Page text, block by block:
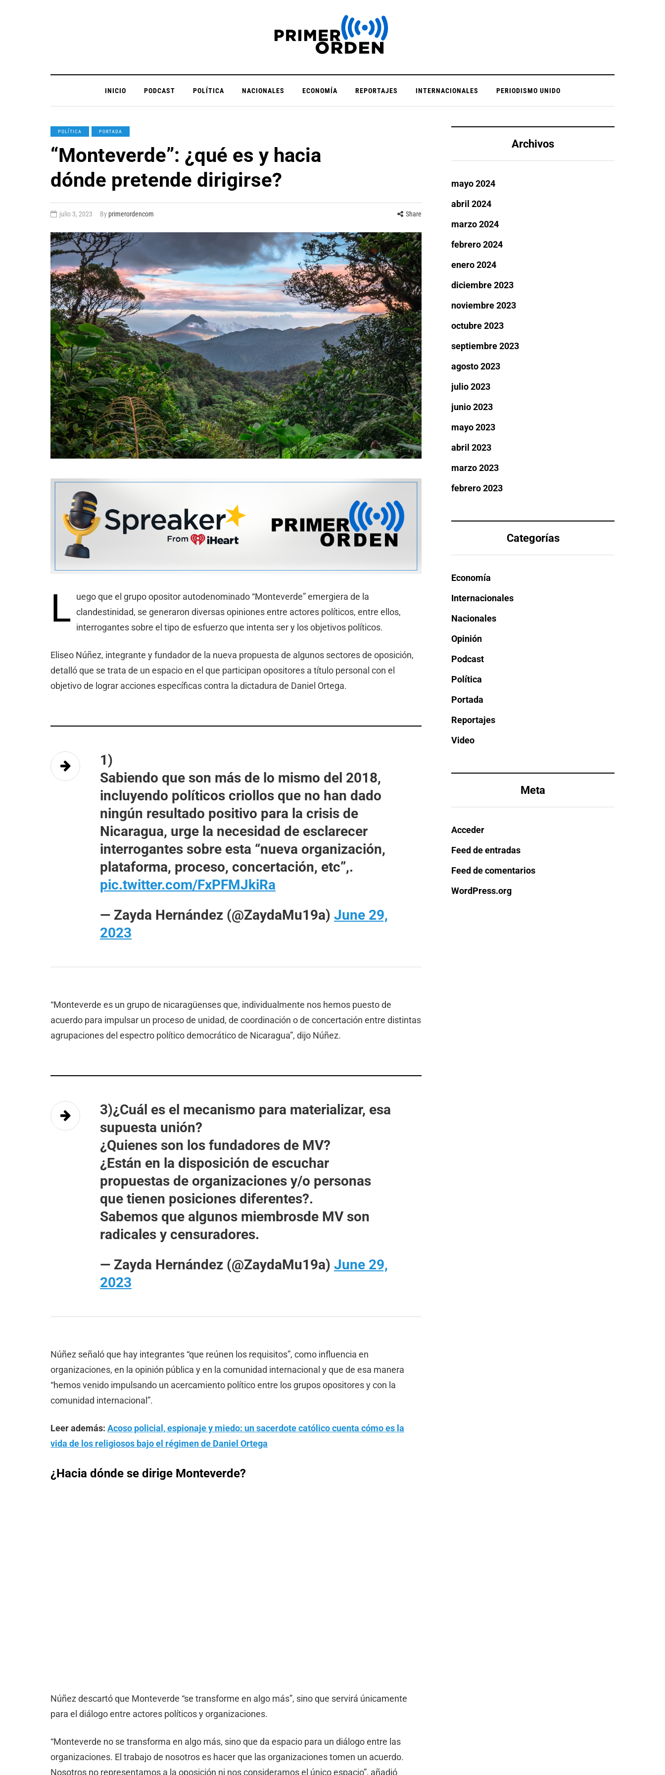
INICIO PODCAST POLÍTICA NACIONALES ECONOMÍA REPORTAJES INTERNACIONALES PERIODISMO UNIDO
POLÍTICA PORTADA
“Monteverde”: ¿qué es y hacia
dónde pretende dirigirse?
julio 3, 2023 By primerordencom Share
L
uego que el grupo opositor autodenominado “Monteverde” emergiera de la
clandestinidad, se generaron diversas opiniones entre actores políticos, entre ellos,
interrogantes sobre el tipo de esfuerzo que intenta ser y los objetivos políticos.
Eliseo Núñez, integrante y fundador de la nueva propuesta de algunos sectores de oposición,
detalló que se trata de un espacio en el que participan opositores a título personal con el
objetivo de lograr acciones específicas contra la dictadura de Daniel Ortega.
1)
Sabiendo que son más de lo mismo del 2018,
incluyendo políticos criollos que no han dado
ningún resultado positivo para la crisis de
Nicaragua, urge la necesidad de esclarecer
interrogantes sobre esta “nueva organización,
plataforma, proceso, concertación, etc”,.
pic.twitter.com/FxPFMJkiRa
— Zayda Hernández (@ZaydaMu19a) June 29,
2023
“Monteverde es un grupo de nicaragüenses que, individualmente nos hemos puesto de
acuerdo para impulsar un proceso de unidad, de coordinación o de concertación entre distintas
agrupaciones del espectro político democrático de Nicaragua”, dijo Núñez.
3)¿Cuál es el mecanismo para materializar, esa
supuesta unión?
¿Quienes son los fundadores de MV?
¿Están en la disposición de escuchar
propuestas de organizaciones y/o personas
que tienen posiciones diferentes?.
Sabemos que algunos miembrosde MV son
radicales y censuradores.
— Zayda Hernández (@ZaydaMu19a) June 29,
2023
Núñez señaló que hay integrantes “que reúnen los requisitos”, como influencia en
organizaciones, en la opinión pública y en la comunidad internacional y que de esa manera
“hemos venido impulsando un acercamiento político entre los grupos opositores y con la
comunidad internacional”.
Leer además: Acoso policial, espionaje y miedo: un sacerdote católico cuenta cómo es la
vida de los religiosos bajo el régimen de Daniel Ortega
¿Hacia dónde se dirige Monteverde?
Núñez descartó que Monteverde “se transforme en algo más”, sino que servirá únicamente
para el diálogo entre actores políticos y organizaciones.
“Monteverde no se transforma en algo más, sino que da espacio para un diálogo entre las
organizaciones. El trabajo de nosotros es hacer que las organizaciones tomen un acuerdo.
Nosotros no representamos a la oposición ni nos consideramos el único espacio”, añadió
Archivos
mayo 2024
abril 2024
marzo 2024
febrero 2024
enero 2024
diciembre 2023
noviembre 2023
octubre 2023
septiembre 2023
agosto 2023
julio 2023
junio 2023
mayo 2023
abril 2023
marzo 2023
febrero 2023
Categorías
Economía
Internacionales
Nacionales
Opinión
Podcast
Política
Portada
Reportajes
Video
Meta
Acceder
Feed de entradas
Feed de comentarios
WordPress.org